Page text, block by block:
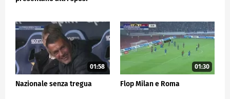
01:58
Nazionale senza tregua
01:30
Flop Milan e Roma